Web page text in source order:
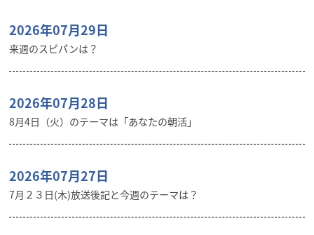
2026年07月29日
来週のスピパンは？
2026年07月28日
8月4日（火）のテーマは「あなたの朝活」
2026年07月27日
7月２３日(木)放送後記と今週のテーマは？